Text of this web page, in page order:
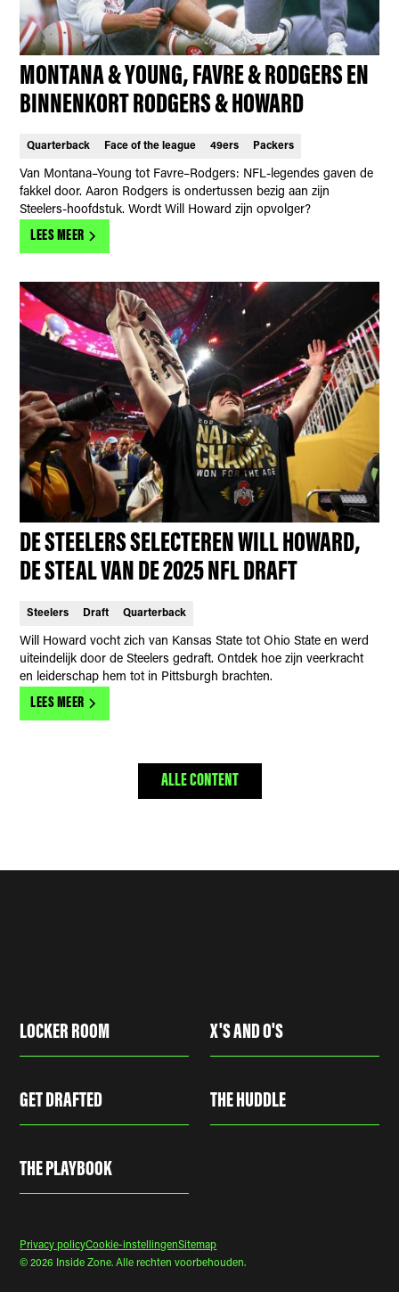
MONTANA & YOUNG, FAVRE & RODGERS EN
BINNENKORT RODGERS & HOWARD
Quarterback Face of the league 49ers Packers
Van Montana–Young tot Favre–Rodgers: NFL-legendes gaven de
fakkel door. Aaron Rodgers is ondertussen bezig aan zijn
Steelers-hoofdstuk. Wordt Will Howard zijn opvolger?
LEES MEER
DE STEELERS SELECTEREN WILL HOWARD,
DE STEAL VAN DE 2025 NFL DRAFT
Steelers Draft Quarterback
Will Howard vocht zich van Kansas State tot Ohio State en werd
uiteindelijk door de Steelers gedraft. Ontdek hoe zijn veerkracht
en leiderschap hem tot in Pittsburgh brachten.
LEES MEER
ALLE CONTENT
LOCKER ROOM X'S AND O'S
GET DRAFTED THE HUDDLE
THE PLAYBOOK
© 2026 Inside Zone. Alle rechten voorbehouden.
Privacy policyCookie-instellingenSitemap